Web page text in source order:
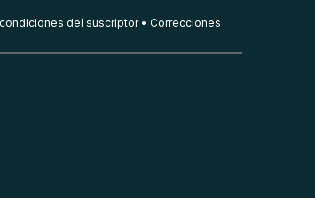
del suscriptor Correcciones